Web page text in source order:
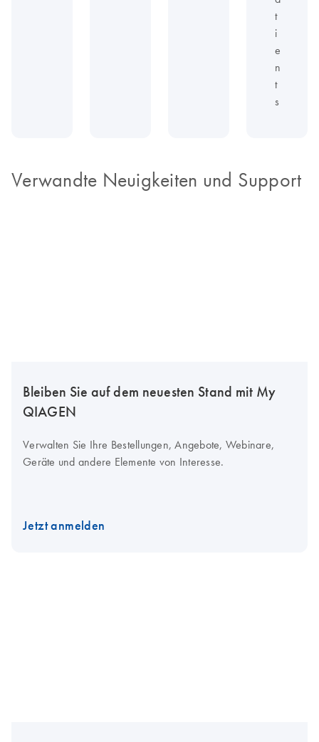
t
i
e
n
t
s
Verwandte Neuigkeiten und Support
Bleiben Sie auf dem neuesten Stand mit My
QIAGEN
Verwalten Sie Ihre Bestellungen, Angebote, Webinare,
Geräte und andere Elemente von Interesse.
Jetzt anmelden